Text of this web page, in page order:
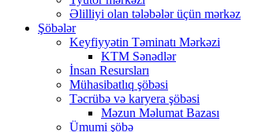
Əlilliyi olan tələbələr üçün mərkəz
Şöbələr
Keyfiyyətin Təminatı Mərkəzi
KTM Sənədlər
İnsan Resursları
Mühasibatlıq şöbəsi
Təcrübə və karyera şöbəsi
Məzun Məlumat Bazası
Ümumi şöbə